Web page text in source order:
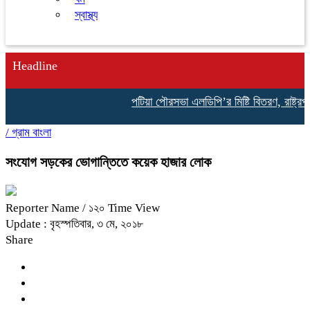
স্বাস্থ্য
Headline
পটিয়া পৌরসভা এলডিপি’র মিষ্টি বিতরণ,
/ গ্রাম বাংলা
সংযোগ সড়কের ভোগান্তিতে কয়েক হাজার লোক
Reporter Name / ১২০ Time View
Update : বৃহস্পতিবার, ৩ মে, ২০১৮
Share